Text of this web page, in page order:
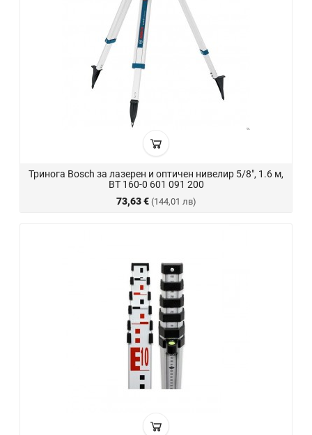
Тринога Bosch за лазерен и оптичен нивелир 5/8", 1.6 м,
BT 160-0 601 091 200
73,63 € (144,01 лв)